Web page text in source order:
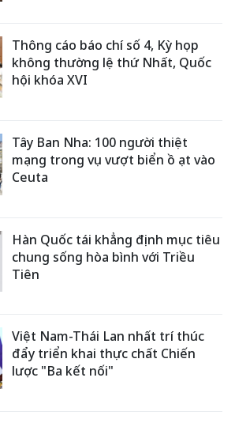
Thông cáo báo chí số 4, Kỳ họp
không thường lệ thứ Nhất, Quốc
hội khóa XVI
Tây Ban Nha: 100 người thiệt
mạng trong vụ vượt biển ồ ạt vào
Ceuta
Hàn Quốc tái khẳng định mục tiêu
chung sống hòa bình với Triều
Tiên
Việt Nam-Thái Lan nhất trí thúc
đẩy triển khai thực chất Chiến
lược "Ba kết nối"